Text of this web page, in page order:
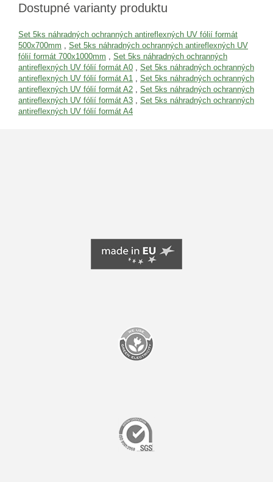
Dostupné varianty produktu
Set 5ks náhradných ochranných antireflexných UV fólií formát
500x700mm
Set 5ks náhradných ochranných antireflexných UV
fólií formát 700x1000mm
Set 5ks náhradných ochranných
antireflexných UV fólií formát A0
Set 5ks náhradných ochranných
antireflexných UV fólií formát A1
Set 5ks náhradných ochranných
antireflexných UV fólií formát A2
Set 5ks náhradných ochranných
antireflexných UV fólií formát A3
Set 5ks náhradných ochranných
antireflexných UV fólií formát A4